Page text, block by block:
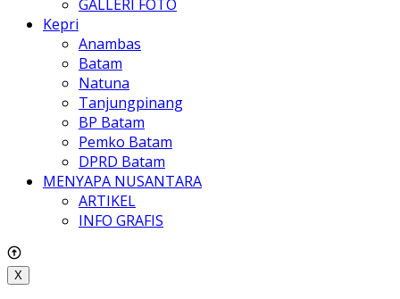
GALLERI FOTO
Kepri
Anambas
Batam
Natuna
Tanjungpinang
BP Batam
Pemko Batam
DPRD Batam
MENYAPA NUSANTARA
ARTIKEL
INFO GRAFIS
X